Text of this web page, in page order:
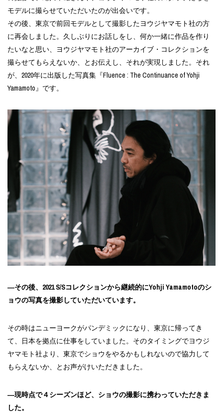
モデルに撮らせていただいたのが出会いです。
その後、東京で前回モデルとして撮影したヨウジヤマモト社の方
に再会しました。久しぶりにお話しをし、何か一緒に作品を作り
たいなと思い、ヨウジヤマモト社のアーカイブ・コレクションを
撮らせてもらえないか、とお伝えし、それが実現しました。それ
が、2020年に出版した写真集『Fluence : The Continuance of Yohji
Yamamoto』です。
―その後、2021 S/Sコレクションから継続的にYohji Yamamotoのシ
ョウの写真を撮影していただいています。
その時はニューヨークがパンデミックになり、東京に帰ってき
て、日本を拠点に仕事をしていました。そのタイミングでヨウジ
ヤマモト社より、東京でショウをやるかもしれないので協力して
もらえないか、とお声がけいただきました。
―現時点で４シーズンほど、ショウの撮影に携わっていただきま
した。